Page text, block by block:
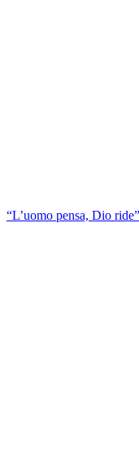
“L’uomo pensa, Dio